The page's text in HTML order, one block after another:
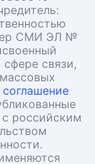
СМИ ЭЛ №
связи,
российским